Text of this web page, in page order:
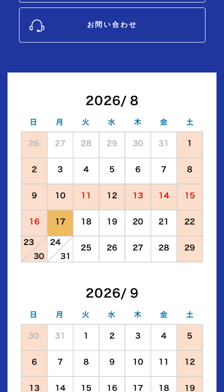
お問い合わせ